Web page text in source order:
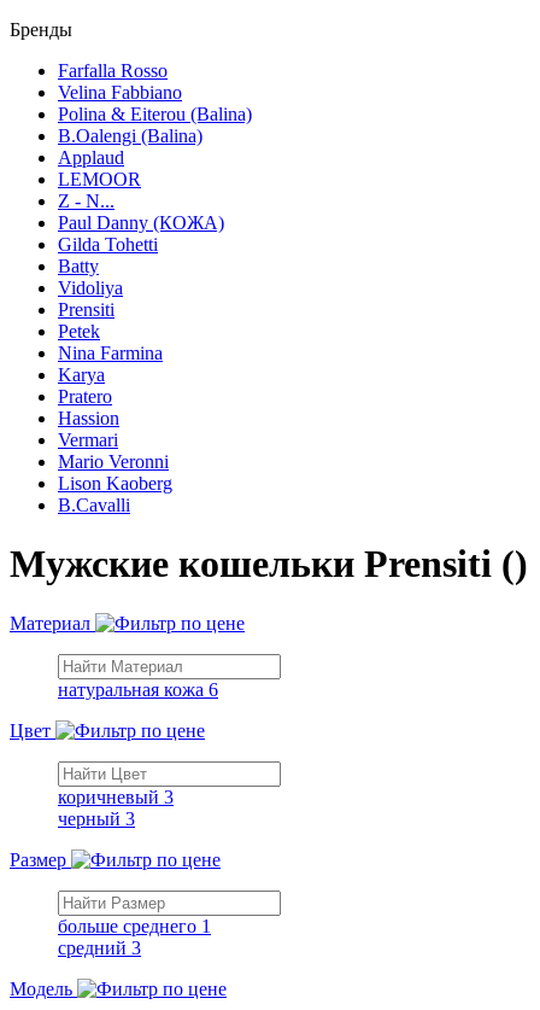
Бренды
Farfalla Rosso
Velina Fabbiano
Polina & Eiterou (Balina)
B.Oalengi (Balina)
Applaud
LEMOOR
Z - N...
Paul Danny (КОЖА)
Gilda Tohetti
Batty
Vidoliya
Prensiti
Petek
Nina Farmina
Karya
Pratero
Hassion
Vermari
Mario Veronni
Lison Kaoberg
B.Cavalli
Мужские кошельки Prensiti ()
Материал
натуральная кожа 6
Цвет
коричневый 3
черный 3
Размер
больше среднего 1
средний 3
Модель